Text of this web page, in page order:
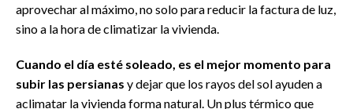
aprovechar al máximo, no solo para reducir la factura de luz,
sino a la hora de climatizar la vivienda.
Cuando el día esté soleado, es el mejor momento para
subir las persianas y dejar que los rayos del sol ayuden a
aclimatar la vivienda forma natural. Un plus térmico que